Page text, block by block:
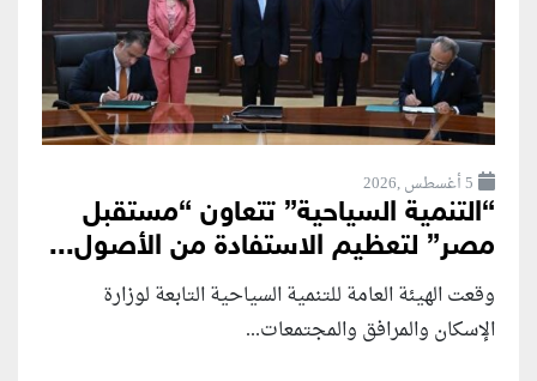
5 أغسطس ,2026
“التنمية السياحية” تتعاون “مستقبل
مصر” لتعظيم الاستفادة من الأصول...
وقعت الهيئة العامة للتنمية السياحية التابعة لوزارة
الإسكان والمرافق والمجتمعات...